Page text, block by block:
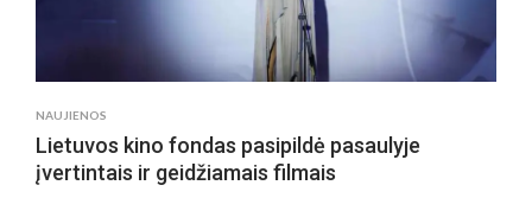
NAUJIENOS
Lietuvos kino fondas pasipildė pasaulyje
įvertintais ir geidžiamais filmais